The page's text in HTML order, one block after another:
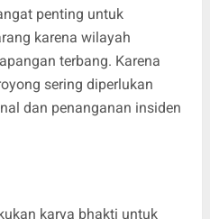
penting untuk
karena wilayah
terbang. Karena
sering diperlukan
dan penanganan insiden
karya bhakti untuk